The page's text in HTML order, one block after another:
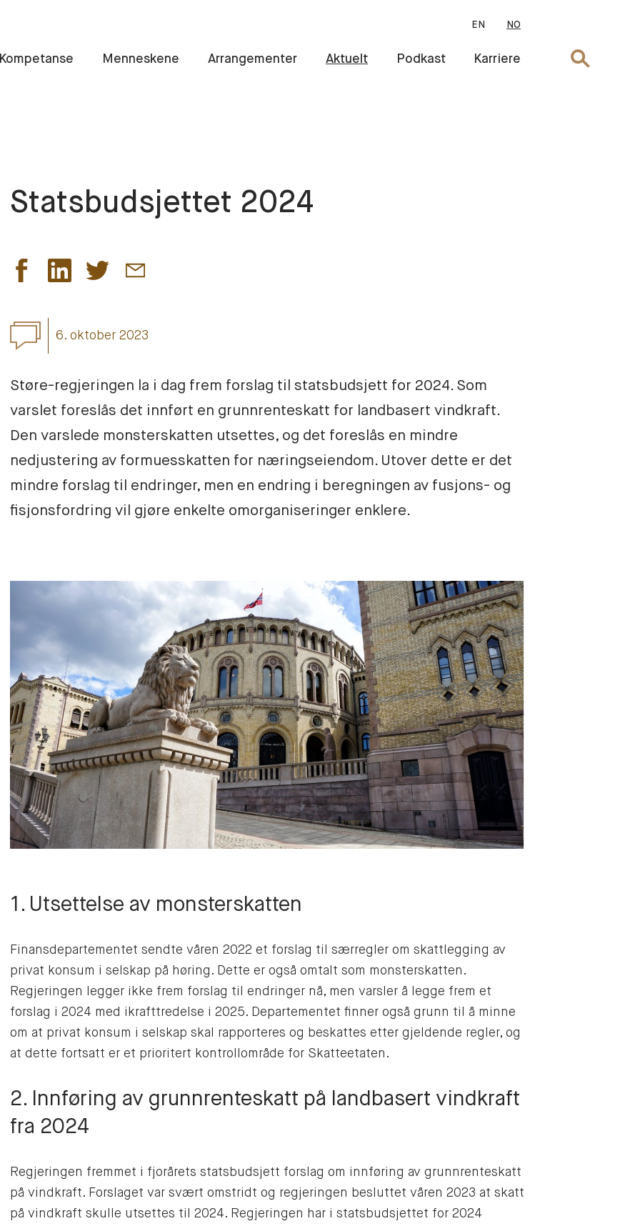
EN NO
Kompetanse Menneskene Arrangementer Aktuelt Podkast Karriere Søk
Statsbudsjettet 2024
6. oktober 2023
Støre-regjeringen la i dag frem forslag til statsbudsjett for 2024. Som
varslet foreslås det innført en grunnrenteskatt for landbasert vindkraft.
Den varslede monsterskatten utsettes, og det foreslås en mindre
nedjustering av formuesskatten for næringseiendom. Utover dette er det
mindre forslag til endringer, men en endring i beregningen av fusjons- og
fisjonsfordring vil gjøre enkelte omorganiseringer enklere.
1. Utsettelse av monsterskatten
Finansdepartementet sendte våren 2022 et forslag til særregler om skattlegging av
privat konsum i selskap på høring. Dette er også omtalt som monsterskatten.
Regjeringen legger ikke frem forslag til endringer nå, men varsler å legge frem et
forslag i 2024 med ikrafttredelse i 2025. Departementet finner også grunn til å minne
om at privat konsum i selskap skal rapporteres og beskattes etter gjeldende regler, og
at dette fortsatt er et prioritert kontrollområde for Skatteetaten.
2. Innføring av grunnrenteskatt på landbasert vindkraft
fra 2024
Regjeringen fremmet i fjorårets statsbudsjett forslag om innføring av grunnrenteskatt
på vindkraft. Forslaget var svært omstridt og regjeringen besluttet våren 2023 at skatt
på vindkraft skulle utsettes til 2024. Regjeringen har i statsbudsjettet for 2024